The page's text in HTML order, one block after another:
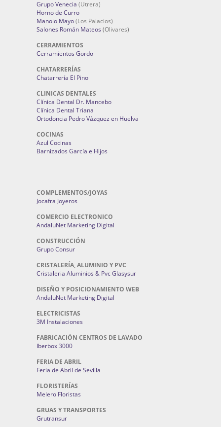
Grupo Venecia (Utrera)
Horno de Curro
Manolo Mayo(Los Palacios)
Salones Román Mateos (Olivares)
CERRAMIENTOS
Cerramientos Gordo
CHATARRERÍAS
Chatarrería El Pino
CLINICAS DENTALES
Clínica Dental Dr. Mancebo
Clínica Dental Triana
Ortodoncia Pedro Vázquez en Huelva
COCINAS
Azul Cocinas
Barnizados García e Hijos
COMPLEMENTOS/JOYAS
Jocafra Joyeros
COMERCIO ELECTRONICO
AndaluNet Marketing Digital
CONSTRUCCIÓN
Grupo Consur
CRISTALERÍA, ALUMINIO Y PVC
Cristaleria Aluminios & Pvc Glasysur
DISEÑO Y POSICIONAMIENTO WEB
AndaluNet Marketing Digital
ELECTRICISTAS
3M Instalaciones
FABRICACIÓN CENTROS DE LAVADO
Iberbox 3000
FERIA DE ABRIL
Feria de Abril de Sevilla
FLORISTERÍAS
Melero Floristas
GRUAS Y TRANSPORTES
Grutransur